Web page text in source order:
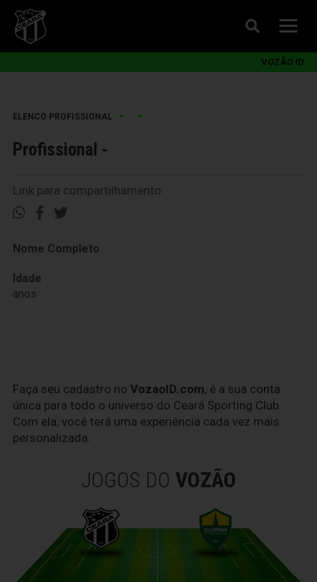
VOZÃO ID
ELENCO PROFISSIONAL • •
Profissional -
Link para compartilhamento:
Nome Completo
Idade
anos
Faça seu cadastro no VozaoID.com, é a sua conta
única para todo o universo do Ceará Sporting Club.
Com ela, você terá uma experiência cada vez mais
personalizada.
JOGOS DO VOZÃO